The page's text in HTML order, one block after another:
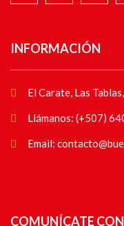
INFORMACIÓN
El Carate, Las
Llámanos: (+507)
Email:
COMUNÍCATE